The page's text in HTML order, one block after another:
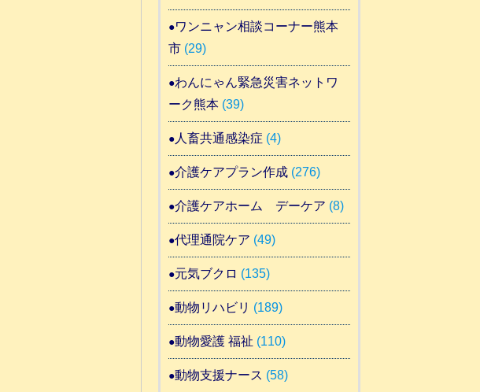
ワンニャン相談コーナー熊本
市(29)
わんにゃん緊急災害ネットワ
ーク熊本(39)
人畜共通感染症 (4)
介護ケアプラン作成(276)
介護ケアホーム デーケア (8)
代理通院ケア (49)
元気ブクロ (135)
動物リハビリ (189)
動物愛護 福祉 (110)
動物支援ナース (58)